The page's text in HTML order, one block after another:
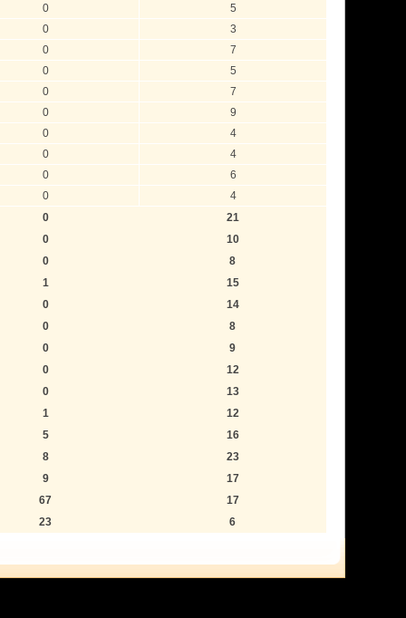
0
5
0
3
0
7
0
5
0
7
0
9
0
4
0
4
0
6
0
4
0
21
0
10
0
8
1
15
0
14
0
8
0
9
0
12
0
13
1
12
5
16
8
23
9
17
67
17
23
6